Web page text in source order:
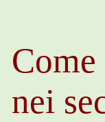
nei